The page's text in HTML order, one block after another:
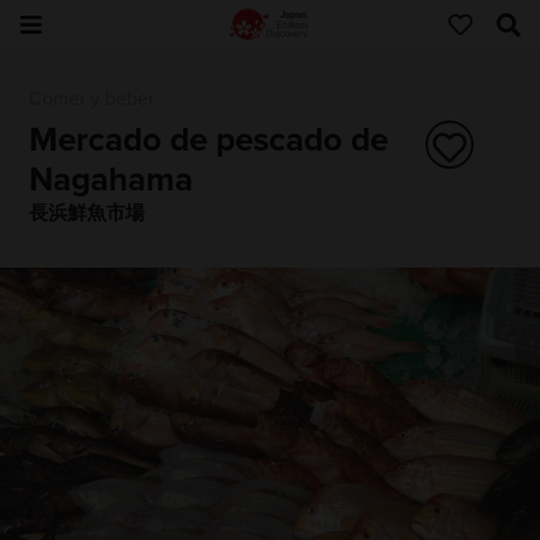
Mercado de pescado de
Nagahama
長浜鮮魚市場